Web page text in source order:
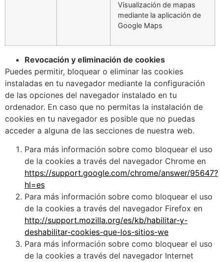
Visualización de mapas
mediante la aplicación de
Google Maps
Revocación y eliminación de cookies
Puedes permitir, bloquear o eliminar las cookies
instaladas en tu navegador mediante la configuración
de las opciones del navegador instalado en tu
ordenador. En caso que no permitas la instalación de
cookies en tu navegador es posible que no puedas
acceder a alguna de las secciones de nuestra web.
Para más información sobre como bloquear el uso
de la cookies a través del navegador Chrome en
https://support.google.com/chrome/answer/95647?
hl=es
Para más información sobre como bloquear el uso
de la cookies a través del navegador Firefox en
http://support.mozilla.org/es/kb/habilitar-y-
deshabilitar-cookies-que-los-sitios-we
Para más información sobre como bloquear el uso
de la cookies a través del navegador Internet